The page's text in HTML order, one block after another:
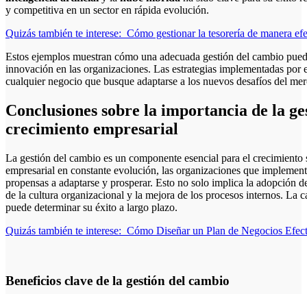
y competitiva en un sector en rápida evolución.
Quizás también te interese: Cómo gestionar la tesorería de manera
Estos ejemplos muestran cómo una adecuada gestión del cambio
innovación en las organizaciones. Las estrategias implementadas por
cualquier negocio que busque adaptarse a los nuevos desafíos del
Conclusiones sobre la importancia de la
crecimiento empresarial
La gestión del cambio es un componente esencial para el
empresarial en constante evolución, las organizaciones que
propensas a adaptarse y prosperar. Esto no solo implica la adopción
de la cultura organizacional y la mejora de los procesos internos. La
puede determinar su éxito a largo plazo.
Quizás también te interese: Cómo Diseñar un Plan de Negocios
Beneficios clave de la gestión del cambio